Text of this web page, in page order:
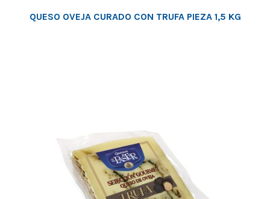
QUESO OVEJA CURADO CON TRUFA PIEZA 1,5 KG